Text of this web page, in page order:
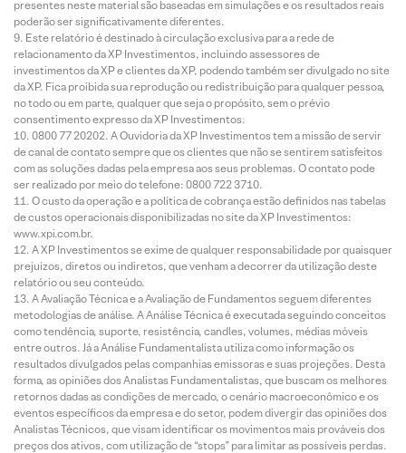
presentes neste material são baseadas em simulações e os resultados reais
poderão ser significativamente diferentes.
Este relatório é destinado à circulação exclusiva para a rede de
relacionamento da XP Investimentos, incluindo assessores de
investimentos da XP e clientes da XP, podendo também ser divulgado no site
da XP. Fica proibida sua reprodução ou redistribuição para qualquer pessoa,
no todo ou em parte, qualquer que seja o propósito, sem o prévio
consentimento expresso da XP Investimentos.
0800 77 20202. A Ouvidoria da XP Investimentos tem a missão de servir
de canal de contato sempre que os clientes que não se sentirem satisfeitos
com as soluções dadas pela empresa aos seus problemas. O contato pode
ser realizado por meio do telefone: 0800 722 3710.
O custo da operação e a política de cobrança estão definidos nas tabelas
de custos operacionais disponibilizadas no site da XP Investimentos:
www.xpi.com.br.
A XP Investimentos se exime de qualquer responsabilidade por quaisquer
prejuízos, diretos ou indiretos, que venham a decorrer da utilização deste
relatório ou seu conteúdo.
A Avaliação Técnica e a Avaliação de Fundamentos seguem diferentes
metodologias de análise. A Análise Técnica é executada seguindo conceitos
como tendência, suporte, resistência, candles, volumes, médias móveis
entre outros. Já a Análise Fundamentalista utiliza como informação os
resultados divulgados pelas companhias emissoras e suas projeções. Desta
forma, as opiniões dos Analistas Fundamentalistas, que buscam os melhores
retornos dadas as condições de mercado, o cenário macroeconômico e os
eventos específicos da empresa e do setor, podem divergir das opiniões dos
Analistas Técnicos, que visam identificar os movimentos mais prováveis dos
preços dos ativos, com utilização de “stops” para limitar as possíveis perdas.